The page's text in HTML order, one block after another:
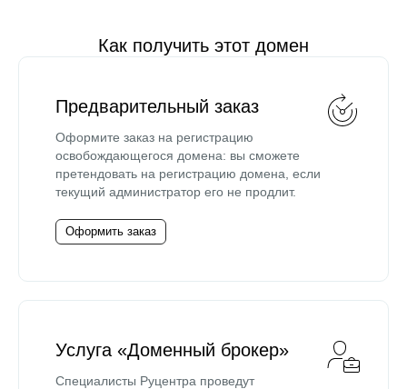
Как получить этот домен
Предварительный заказ
Оформите заказ на регистрацию
освобождающегося домена: вы сможете
претендовать на регистрацию домена, если
текущий администратор его не продлит.
Оформить заказ
Услуга «Доменный брокер»
Специалисты Руцентра проведут